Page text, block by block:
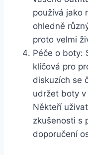
používá jako
ohledně
proto velmi
Péče​ o boty:
klíčová⁢ pro
diskuzích se
udržet boty
‍Někteří⁤
‍zkušenosti s
doporučení